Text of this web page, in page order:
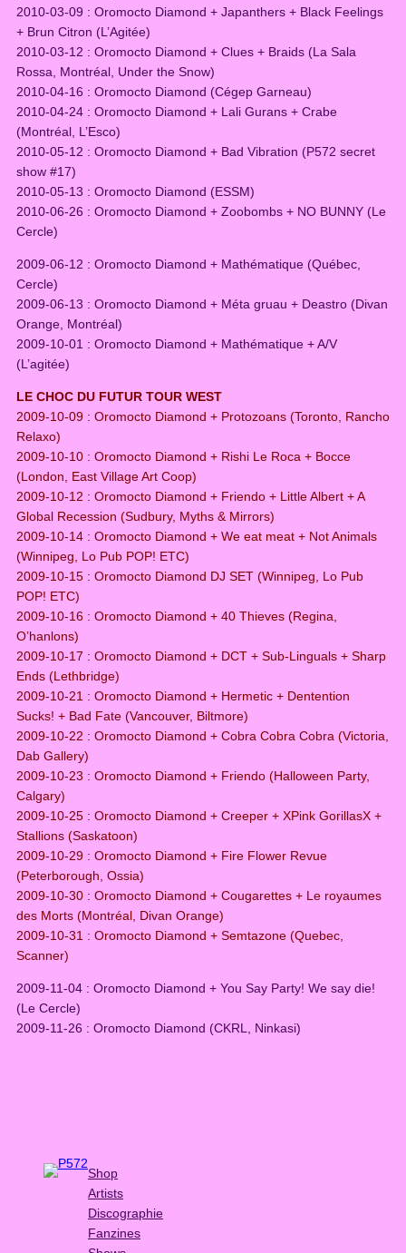
2010-03-09 : Oromocto Diamond + Japanthers + Black Feelings
+ Brun Citron (L’Agitée)
2010-03-12 : Oromocto Diamond + Clues + Braids (La Sala
Rossa, Montréal, Under the Snow)
2010-04-16 : Oromocto Diamond (Cégep Garneau)
2010-04-24 : Oromocto Diamond + Lali Gurans + Crabe
(Montréal, L’Esco)
2010-05-12 : Oromocto Diamond + Bad Vibration (P572 secret
show #17)
2010-05-13 : Oromocto Diamond (ESSM)
2010-06-26 : Oromocto Diamond + Zoobombs + NO BUNNY (Le
Cercle)
2009-06-12 : Oromocto Diamond + Mathématique (Québec,
Cercle)
2009-06-13 : Oromocto Diamond + Méta gruau + Deastro (Divan
Orange, Montréal)
2009-10-01 : Oromocto Diamond + Mathématique + A/V
(L’agitée)
LE CHOC DU FUTUR TOUR WEST
2009-10-09 : Oromocto Diamond + Protozoans (Toronto, Rancho
Relaxo)
2009-10-10 : Oromocto Diamond + Rishi Le Roca + Bocce
(London, East Village Art Coop)
2009-10-12 : Oromocto Diamond + Friendo + Little Albert + A
Global Recession (Sudbury, Myths & Mirrors)
2009-10-14 : Oromocto Diamond + We eat meat + Not Animals
(Winnipeg, Lo Pub POP! ETC)
2009-10-15 : Oromocto Diamond DJ SET (Winnipeg, Lo Pub
POP! ETC)
2009-10-16 : Oromocto Diamond + 40 Thieves (Regina,
O’hanlons)
2009-10-17 : Oromocto Diamond + DCT + Sub-Linguals + Sharp
Ends (Lethbridge)
2009-10-21 : Oromocto Diamond + Hermetic + Dentention
Sucks! + Bad Fate (Vancouver, Biltmore)
2009-10-22 : Oromocto Diamond + Cobra Cobra Cobra (Victoria,
Dab Gallery)
2009-10-23 : Oromocto Diamond + Friendo (Halloween Party,
Calgary)
2009-10-25 : Oromocto Diamond + Creeper + XPink GorillasX +
Stallions (Saskatoon)
2009-10-29 : Oromocto Diamond + Fire Flower Revue
(Peterborough, Ossia)
2009-10-30 : Oromocto Diamond + Cougarettes + Le royaumes
des Morts (Montréal, Divan Orange)
2009-10-31 : Oromocto Diamond + Semtazone (Quebec,
Scanner)
2009-11-04 : Oromocto Diamond + You Say Party! We say die!
(Le Cercle)
2009-11-26 : Oromocto Diamond (CKRL, Ninkasi)
Shop
Artists
Discographie
Fanzines